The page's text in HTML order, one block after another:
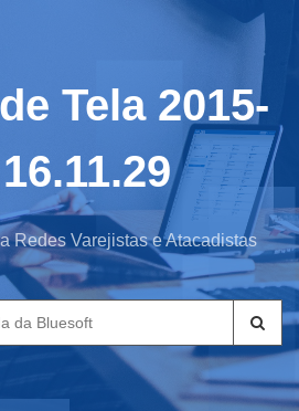
Tela 2015-
Redes Varejistas e Atacadistas